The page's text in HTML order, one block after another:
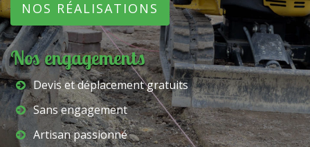
NOS RÉALISATIONS
Nos engagements
Devis et déplacement gratuits
Sans engagement
Artisan passionné